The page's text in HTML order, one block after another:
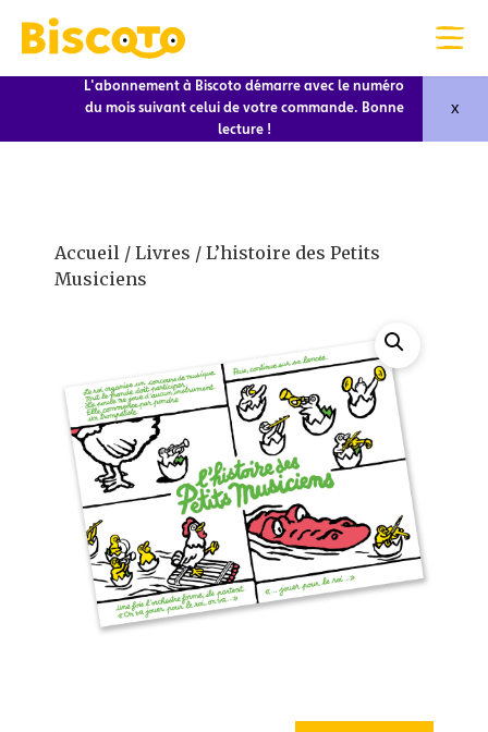
L'abonnement à Biscoto démarre avec le numéro
du mois suivant celui de votre commande. Bonne
lecture !
x
Accueil / Livres / L’histoire des Petits
Musiciens